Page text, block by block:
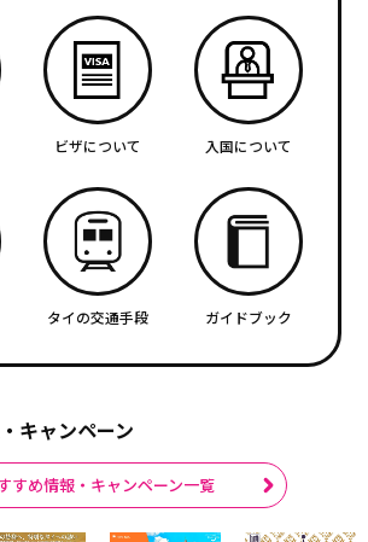
ビザについて 入国について
タイの交通手段 ガイドブック
キャンペーン
すめ情報・キャンペーン一覧